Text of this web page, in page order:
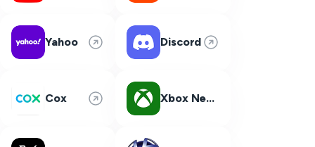
Yahoo Discord
Cox Xbox Network